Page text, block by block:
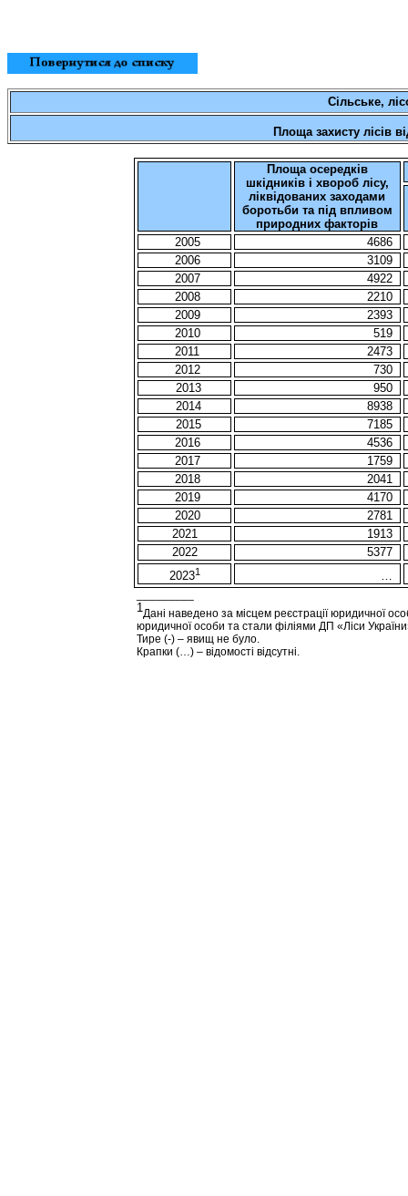
Сільське,
Площа захисту лісів
Площа осередків
шкідників і хвороб лісу,
ліквідованих заходами
боротьби та під впливом
природних факторів
2005
4686
2006
3109
2007
4922
2008
2210
2009
2393
2010
519
2011
2473
2012
730
2013
950
2014
8938
2015
7185
2016
4536
2017
1759
2018
2041
2019
4170
2020
2781
2021
1913
2022
5377
20231 …
1Дані наведено за місцем реєстрації юридичної
юридичної особи та стали філіями ДП «Ліси
Тире (-) – явищ не було.
Крапки (…) – відомості відсутні.